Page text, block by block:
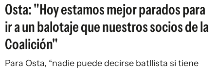
Osta: "Hoy estamos mejor parados para
ir a un balotaje que nuestros socios de la
Coalición"
Para Osta, “nadie puede decirse batllista si tiene